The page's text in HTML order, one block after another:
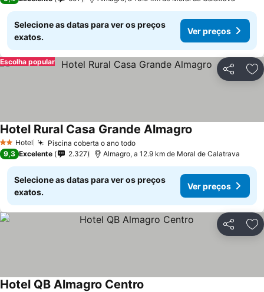
Selecione as datas para ver os preços
exatos.
Ver preços
Partilhar
Escolha popular
2 Estrelas
Hotel Piscina coberta o ano todo
Hotel Rural Casa Grande Almagro
9,3 Excelente 2.327 Almagro, a 12.9 km de Moral de Calatrava
Selecione as datas para ver os preços
exatos.
Ver preços
Partilhar
Hotel QB Almagro Centro